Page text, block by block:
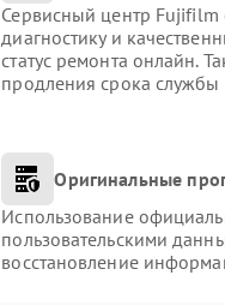
Сервисный центр Fujifilm
диагностику и
статус ремонта онлайн.
продления срока службы
Оригинальные
Использование
пользовательскими
восстановление